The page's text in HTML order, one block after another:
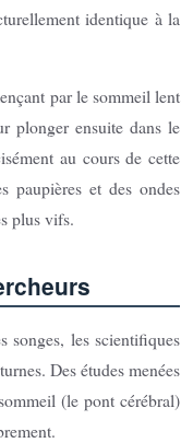
identique à la
par le sommeil lent
plonger ensuite dans le
au cours de cette
paupières et des ondes
plus vifs.
songes, les scientifiques
Des études menées
(le pont cérébral)